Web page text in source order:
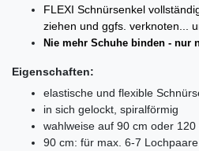
FLEXI Schnürsenkel
ziehen und ggfs. verknoten...
Nie mehr Schuhe binden - nur
Eigenschaften:
elastische und flexible
in sich gelockt, spiralförmig
wahlweise auf 90 cm oder
90 cm: für max. 6-7 Lochpaare